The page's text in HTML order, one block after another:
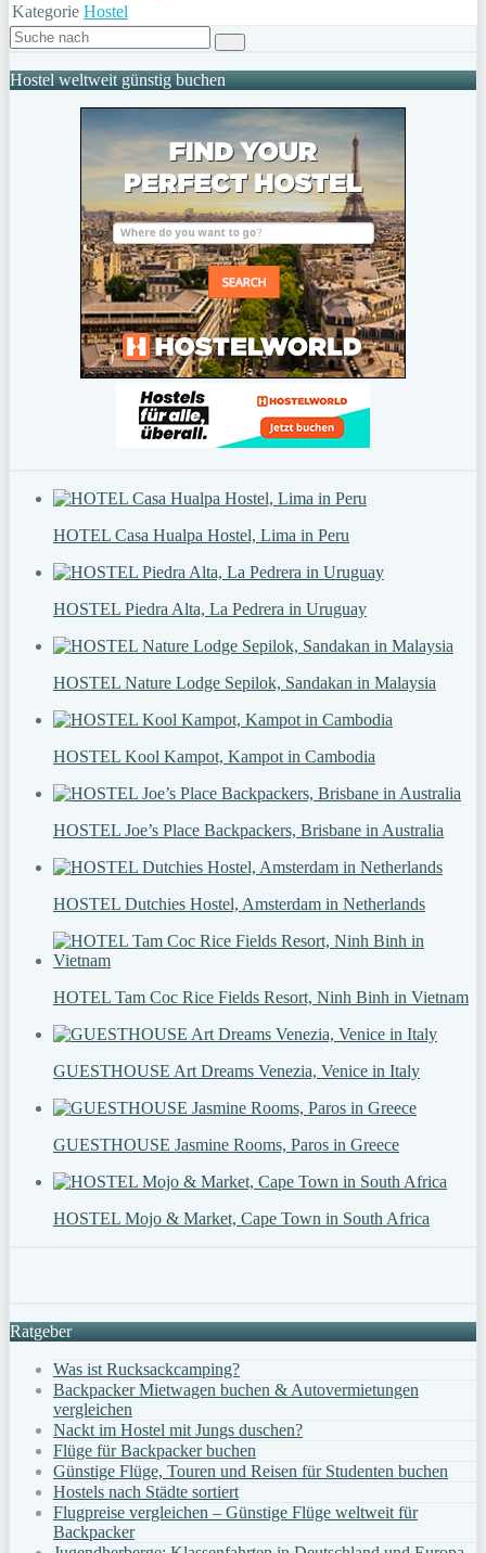
Kategorie Hostel
Hostel weltweit günstig buchen
HOTEL Casa Hualpa Hostel, Lima in Peru
HOSTEL Piedra Alta, La Pedrera in Uruguay
HOSTEL Nature Lodge Sepilok, Sandakan in Malaysia
HOSTEL Kool Kampot, Kampot in Cambodia
HOSTEL Joe’s Place Backpackers, Brisbane in Australia
HOSTEL Dutchies Hostel, Amsterdam in Netherlands
HOTEL Tam Coc Rice Fields Resort, Ninh Binh in Vietnam
GUESTHOUSE Art Dreams Venezia, Venice in Italy
GUESTHOUSE Jasmine Rooms, Paros in Greece
HOSTEL Mojo & Market, Cape Town in South Africa
Ratgeber
Was ist Rucksackcamping?
Backpacker Mietwagen buchen & Autovermietungen
vergleichen
Nackt im Hostel mit Jungs duschen?
Flüge für Backpacker buchen
Günstige Flüge, Touren und Reisen für Studenten buchen
Hostels nach Städte sortiert
Flugpreise vergleichen – Günstige Flüge weltweit für
Backpacker